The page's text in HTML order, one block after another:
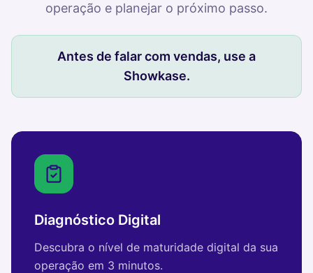
operação e planejar o próximo passo.
Antes de falar com vendas, use a
Showkase.
Diagnóstico Digital
Descubra o nível de maturidade digital da sua
operação em 3 minutos.